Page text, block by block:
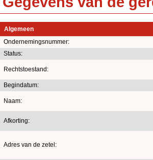
Algemeen
Ondernemingsnummer:
Status:
Rechtstoestand:
Begindatum:
Naam:
Afkorting:
Adres van de zetel: